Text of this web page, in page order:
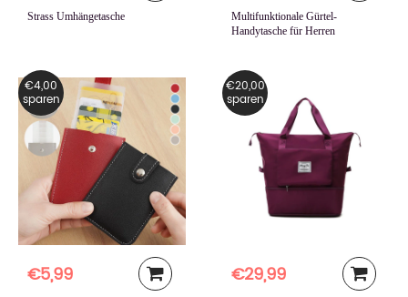
Strass Umhängetasche
Multifunktionale Gürtel-
Handytasche für Herren
€4,00
sparen
€5,99
€20,00
sparen
€29,99